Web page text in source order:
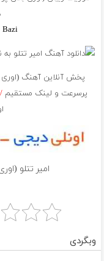
Bazi
پخش آنلاین آهنگ
پرسرعت و لینک مستقیم /
امیر تتلو
وبگردی